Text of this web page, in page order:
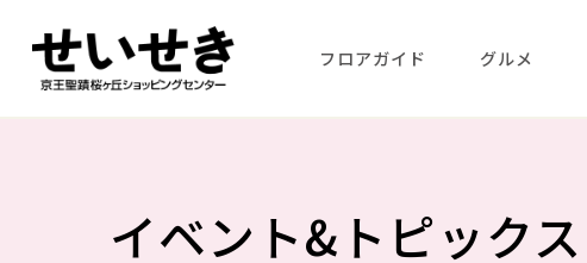
フロアガイド グルメ
イベント&トピックス